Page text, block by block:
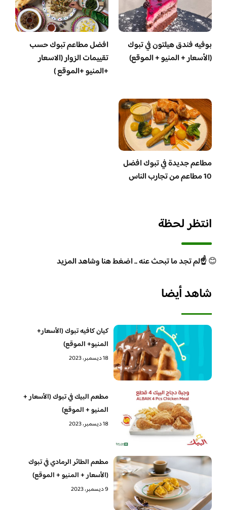
بوفيه فندق هيلتون في تبوك
(الأسعار + المنيو + الموقع)
افضل مطاعم تبوك حسب
تقييمات الزوار (الاسعار
+المنيو +الموقع )
مطاعم جديدة في تبوك افضل
10 مطاعم من تجارب الناس
انتظر لحظة
😊☝️لم تجد ما تبحث عنه .. اضغط هنا وشاهد المزيد
شاهد أيضا
كيان كافيه تبوك (الأسعار+
المنيو+ الموقع)
18 ديسمبر، 2023
مطعم البيك في تبوك (الأسعار +
المنيو + الموقع)
18 ديسمبر، 2023
مطعم الطائر الرمادي في تبوك
(الأسعار + المنيو + الموقع)
9 ديسمبر، 2023